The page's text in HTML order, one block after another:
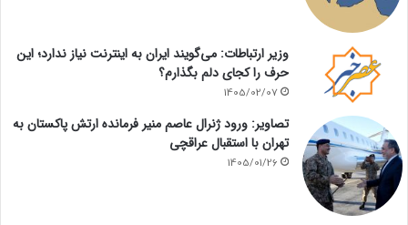
وزیر ارتباطات: می‌گویند ایران به اینترنت نیاز ندارد؛ این
حرف را کجای دلم بگذارم؟
1405/02/07
تصاویر: ورود ژنرال عاصم منیر فرمانده ارتش پاکستان به
تهران با استقبال عراقچی
1405/01/26